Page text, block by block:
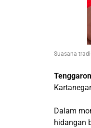
Suasana
Dalam
hidangan